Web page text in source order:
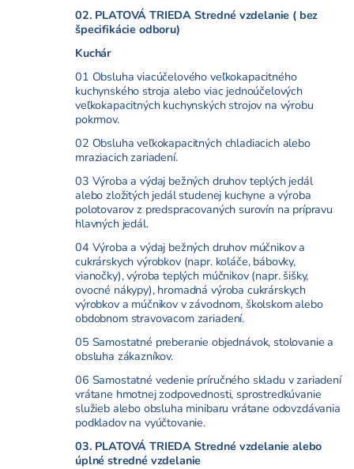
02. PLATOVÁ TRIEDA Stredné vzdelanie ( bez
špecifikácie odboru)
Kuchár
01 Obsluha viacúčelového veľkokapacitného
kuchynského stroja alebo viac jednoúčelových
veľkokapacitných kuchynských strojov na výrobu
pokrmov.
02 Obsluha veľkokapacitných chladiacich alebo
mraziacich zariadení.
03 Výroba a výdaj bežných druhov teplých jedál
alebo zložitých jedál studenej kuchyne a výroba
polotovarov z predspracovaných surovín na prípravu
hlavných jedál.
04 Výroba a výdaj bežných druhov múčnikov a
cukrárskych výrobkov (napr. koláče, bábovky,
vianočky), výroba teplých múčnikov (napr. šišky,
ovocné nákypy), hromadná výroba cukrárskych
výrobkov a múčnikov v závodnom, školskom alebo
obdobnom stravovacom zariadení.
05 Samostatné preberanie objednávok, stolovanie a
obsluha zákazníkov.
06 Samostatné vedenie príručného skladu v zariadení
vrátane hmotnej zodpovednosti, sprostredkúvanie
služieb alebo obsluha minibaru vrátane odovzdávania
podkladov na vyúčtovanie.
03. PLATOVÁ TRIEDA Stredné vzdelanie alebo
úplné stredné vzdelanie